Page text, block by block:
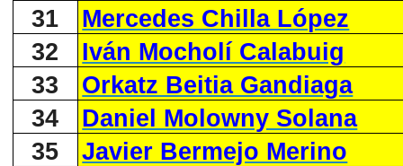
31
Mercedes Chilla López
32
Iván Mocholí Calabuig
33
Orkatz Beitia Gandiaga
34
Daniel Molowny Solana
35
Javier Bermejo Merino